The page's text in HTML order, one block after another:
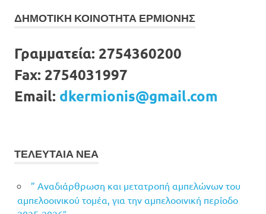
ΔΗΜΟΤΙΚΗ ΚΟΙΝΟΤΗΤΑ ΕΡΜΙΟΝΗΣ
Γραμματεία: 2754360200
Fax: 2754031997
Email: dkermionis@gmail.com
ΤΕΛΕΥΤΑΙΑ ΝΕΑ
” Αναδιάρθρωση και μετατροπή αμπελώνων του
αμπελοοινικού τομέα, για την αμπελοοινική περίοδο